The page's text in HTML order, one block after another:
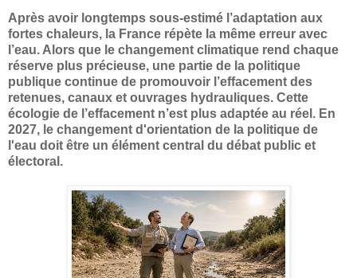
Après avoir longtemps sous-estimé l’adaptation aux
fortes chaleurs, la France répète la même erreur avec
l’eau. Alors que le changement climatique rend chaque
réserve plus précieuse, une partie de la politique
publique continue de promouvoir l’effacement des
retenues, canaux et ouvrages hydrauliques. Cette
écologie de l’effacement n’est plus adaptée au réel. En
2027, le changement d'orientation de la politique de
l'eau doit être un élément central du débat public et
électoral.